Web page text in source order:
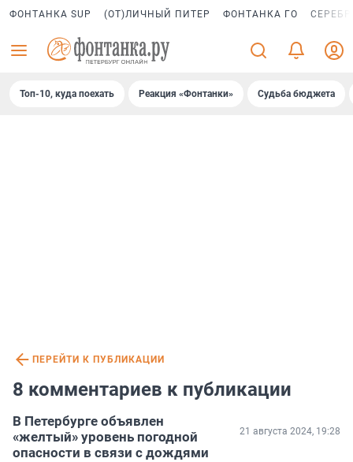
ФОНТАНКА SUP (ОТ)ЛИЧНЫЙ ПИТЕР ФОНТАНКА ГО
Топ-10, куда поехать Реакция «Фонтанки» Судьба бюджета
ПЕРЕЙТИ К ПУБЛИКАЦИИ
8 комментариев к публикации
В Петербурге объявлен
«желтый» уровень погодной
опасности в связи с дождями
21 августа 2024, 19:28